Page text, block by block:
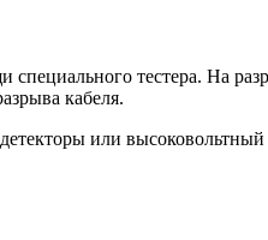
специального тестера. На
кабеля.
или